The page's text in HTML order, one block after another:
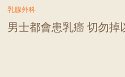
男士都會患乳癌 切勿掉
乳腺外科